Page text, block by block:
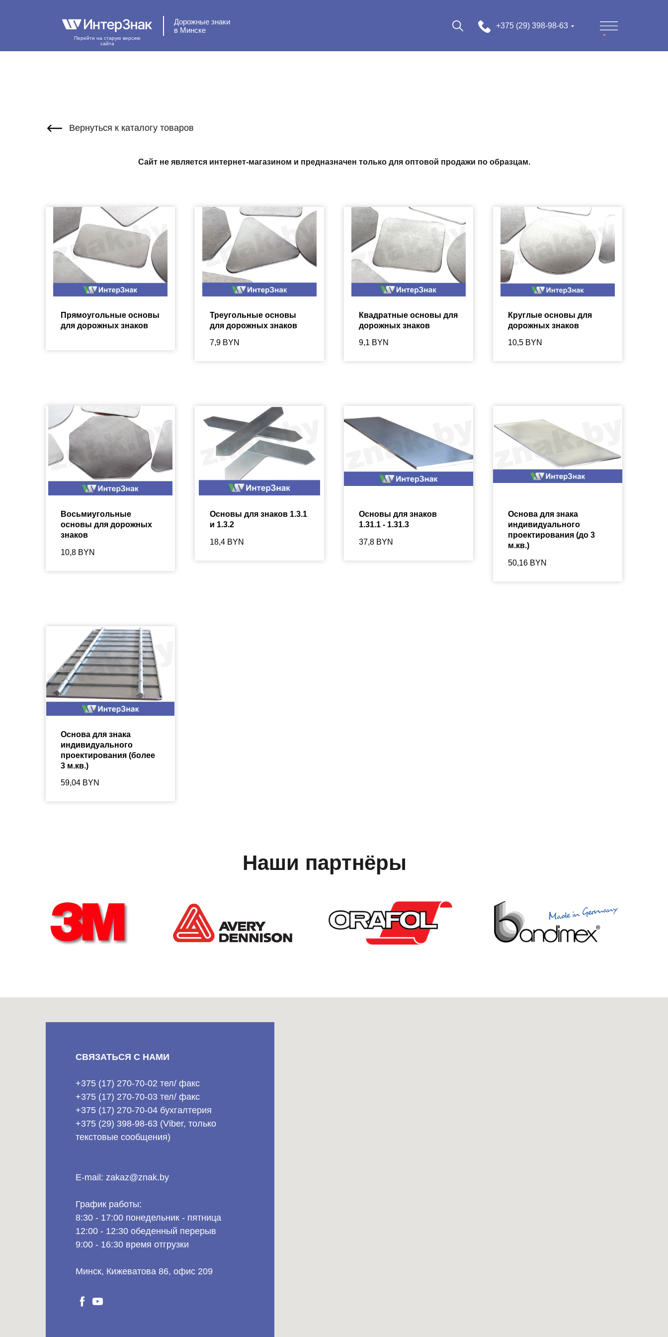
Перейти на старую версию
сайта
Дорожные знаки
в Минске
+375 (29) 398-98-63
Вернуться к каталогу товаров
Сайт не является интернет-магазином и предназначен только для оптовой продажи по образцам.
Прямоугольные основы
для дорожных знаков
Треугольные основы
для дорожных знаков
7,9 BYN
Квадратные основы для
дорожных знаков
9,1 BYN
Круглые основы для
дорожных знаков
10,5 BYN
Восьмиугольные
основы для дорожных
знаков
10,8 BYN
Основы для знаков 1.3.1
и 1.3.2
18,4 BYN
Основы для знаков
1.31.1 - 1.31.3
37,8 BYN
Основа для знака
индивидуального
проектирования (до 3
м.кв.)
50,16 BYN
Основа для знака
индивидуального
проектирования (более
3 м.кв.)
59,04 BYN
Наши партнёры
СВЯЗАТЬСЯ С НАМИ
+375 (17) 270-70-02 тел/ факс
+375 (17) 270-70-03 тел/ факс
+375 (17) 270-70-04 бухгалтерия
+375 (29) 398-98-63 (Viber, только
текстовые сообщения)
E-mail: zakaz@znak.by
График работы:
8:30 - 17:00 понедельник - пятница
12:00 - 12:30 обеденный перерыв
9:00 - 16:30 время отгрузки
Минск, Кижеватова 86, офис 209